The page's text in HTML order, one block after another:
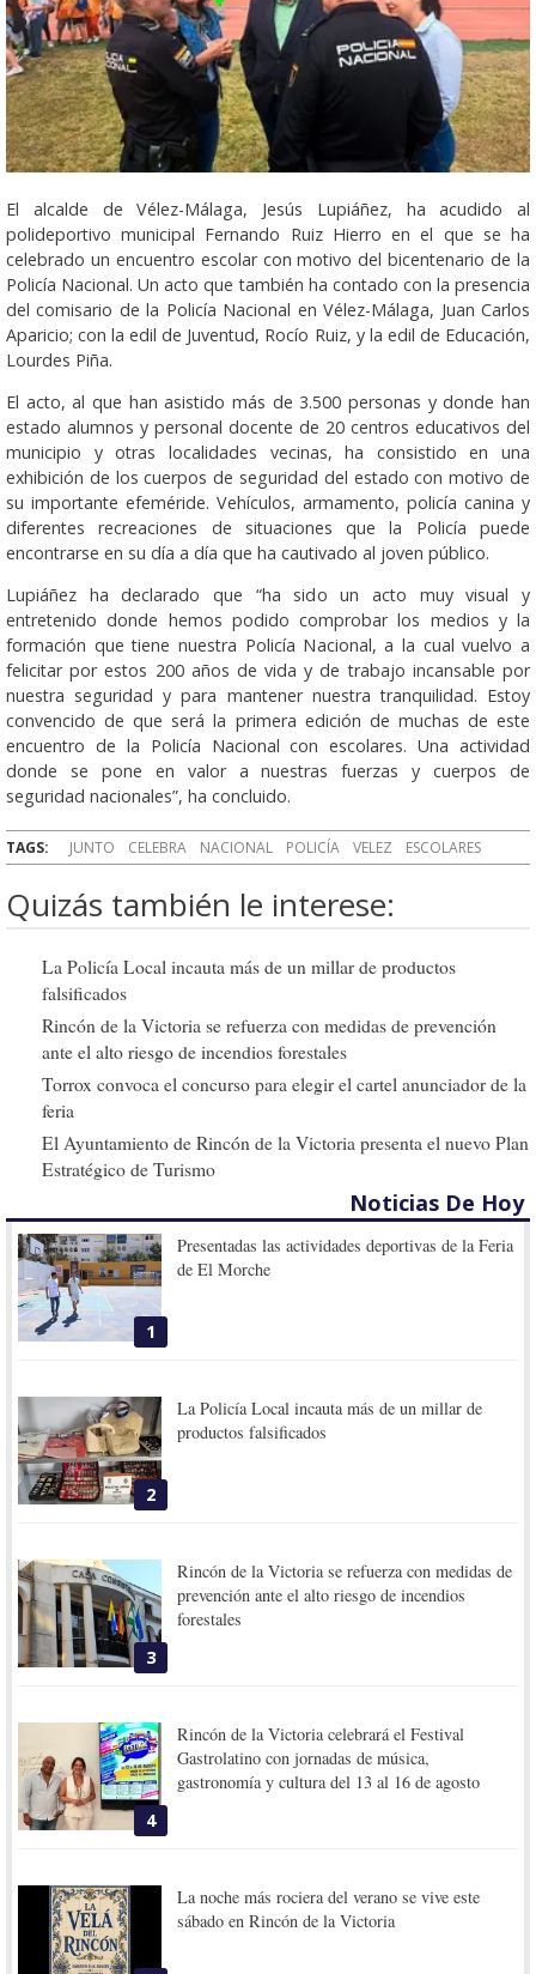
El alcalde de Vélez-Málaga, Jesús Lupiáñez, ha acudido al
polideportivo municipal Fernando Ruiz Hierro en el que se ha
celebrado un encuentro escolar con motivo del bicentenario de la
Policía Nacional. Un acto que también ha contado con la presencia
del comisario de la Policía Nacional en Vélez-Málaga, Juan Carlos
Aparicio; con la edil de Juventud, Rocío Ruiz, y la edil de Educación,
Lourdes Piña.
El acto, al que han asistido más de 3.500 personas y donde han
estado alumnos y personal docente de 20 centros educativos del
municipio y otras localidades vecinas, ha consistido en una
exhibición de los cuerpos de seguridad del estado con motivo de
su importante efeméride. Vehículos, armamento, policía canina y
diferentes recreaciones de situaciones que la Policía puede
encontrarse en su día a día que ha cautivado al joven público.
Lupiáñez ha declarado que “ha sido un acto muy visual y
entretenido donde hemos podido comprobar los medios y la
formación que tiene nuestra Policía Nacional, a la cual vuelvo a
felicitar por estos 200 años de vida y de trabajo incansable por
nuestra seguridad y para mantener nuestra tranquilidad. Estoy
convencido de que será la primera edición de muchas de este
encuentro de la Policía Nacional con escolares. Una actividad
donde se pone en valor a nuestras fuerzas y cuerpos de
seguridad nacionales”, ha concluido.
TAGS: JUNTO CELEBRA NACIONAL POLICÍA VELEZ ESCOLARES
Quizás también le interese:
La Policía Local incauta más de un millar de productos
falsificados
Rincón de la Victoria se refuerza con medidas de prevención
ante el alto riesgo de incendios forestales
Torrox convoca el concurso para elegir el cartel anunciador de la
feria
El Ayuntamiento de Rincón de la Victoria presenta el nuevo Plan
Estratégico de Turismo
Noticias De Hoy
1
Presentadas las actividades deportivas de la Feria
de El Morche
2
La Policía Local incauta más de un millar de
productos falsificados
3
Rincón de la Victoria se refuerza con medidas de
prevención ante el alto riesgo de incendios
forestales
4
Rincón de la Victoria celebrará el Festival
Gastrolatino con jornadas de música,
gastronomía y cultura del 13 al 16 de agosto
La noche más rociera del verano se vive este
sábado en Rincón de la Victoria